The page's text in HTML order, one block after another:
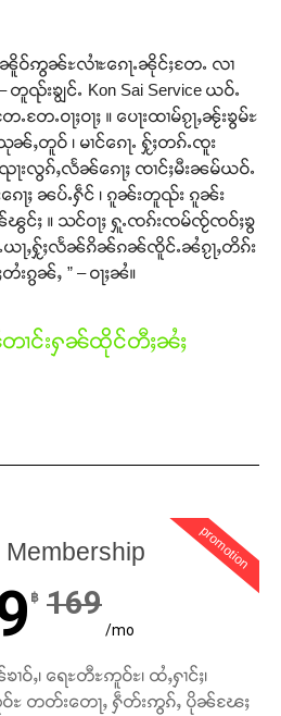
ဝ်ဢွၼ်ႊလၢႆႊၵေႃႉၼိုင်ႈတႄႉ လၢ
းၶျွင်ႉ Kon Sai Service ယဝ်ႉ
ႉဝႃႈဝႃႈ ။ ပေႃးထၢမ်ၵႂႃႇၼႂ်းၶွမ်ႊ
ႇတူဝ် ၊ မၢင်ၵေႃႉ ႁႂ်ႈတၵ်ႉၸူး
ႃးလွၵ်ႇလႅၼ်ၵေႃႈ ၸၢင်ႈမီးၼမ်ယဝ်ႉ
ႃႈ ၼပ်ႉႁဵင် ၊ ၵူၼ်းတူၺ်း ၵူၼ်း
ၽွင်ႈ ။ သင်ဝႃႈ ႁူႉၸၵ်းၸမ်ၸႂ်ၸဝ်ႈၶွ
ႉယႃႇႁႂ်ႈလႅၼ်ၵိၼ်ၵၼ်ၸိူင်ႉၼႆၵႂႃႇတိၵ်း
ၵွၼ်ႇ ” – ဝႃႈၼႆ။
ၢင်းႁၼ်ထိုင်တီႈၼႆႈ
promotion
Membership
฿ 169
/mo
ဝ်ႇ၊ ရေႊတီႊဢူဝ်ႊ၊ ထႆႇႁၢင်ႈ၊
ဝ်ႊ တတ်းတေႃႇ ႁဵတ်းဢွၵ်ႇ ပိုၼ်ၽႄႈ